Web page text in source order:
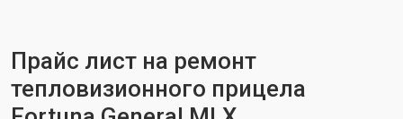
Прайс лист на ремонт
тепловизионного прицела